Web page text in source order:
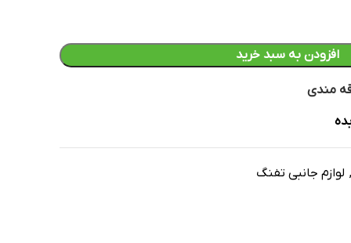
افزودن به سبد خرید
مندی
, لوازم جانبی تفنگ